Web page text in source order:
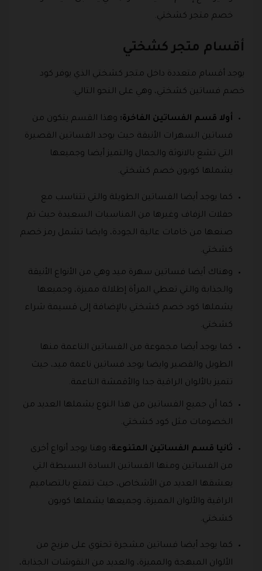
خصم متجر كشختي.
أقسام متجر كشختي
يوجد أقسام متعددة داخل متجر كشختي الذي يوفر كود
خصم فساتين كشختي، وهي على النحو التالي:
أولا قسم الفساتين الفاخرة: وهذا القسم يتكون من
فساتين السهرات الأنيقة حيث يوجد الفساتين القصيرة
التي تشع بالانوثة والجمال والتميز أيضا وجميعها
يشملها كوبون خصم كشختي.
كما يوجد أيضا الفساتين الطويلة والتي تتناسب مع
حفلات الزفاف وغيرها من المناسبات السعيدة حيث تم
صنعها من خامات عالية الجودة، وايضا تشمل رمز خصم
كشختي.
وهناك أيضا فساتين سهرة ميد وهي من الأنواع الأنيقة
والجذابة والتي تعطي المرأة إطلالة مميزة، وجميعها
يشملها كود خصم كشختي بالإضافة إلى قسيمة شراء
كشختي.
كما يوجد أيضا مجموعة من الفساتين الناعمة منها
الطويل والقصير وايضا يوجد فساتين ناعمة ميد، حيث
تتميز بالألوان الراقية جدا والأقمشة الناعمة.
كما أن جميع الفساتين من هذا النوع يشملها العديد من
الخصومات مثل كود كشختي.
ثانيا قسم الفساتين المتنوعة: وهنا يوجد أنواع أخرى
من الفساتين ومنها الفساتين السادة البسيطة التي
يعشقها العديد من الأشخاص، حيث تتمتع بالتصاميم
الراقية والألوان المميزة، وجميعها يشملها كوبون
كشختي.
كما يوجد أيضا فساتين مشجرة تحتوي على مزيج من
الألوان المبهجة والمميزة، والعديد من النقوشات الجذابة،